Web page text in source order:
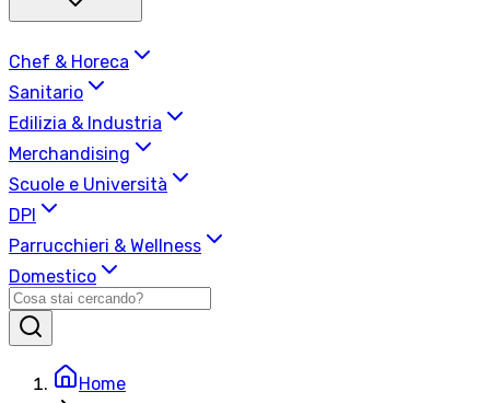
Chef & Horeca
Sanitario
Edilizia & Industria
Merchandising
Scuole e Università
DPI
Parrucchieri & Wellness
Domestico
Home